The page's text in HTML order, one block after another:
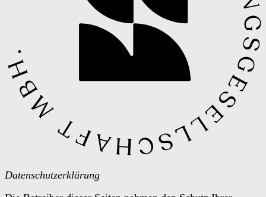
Datenschutzerklärung